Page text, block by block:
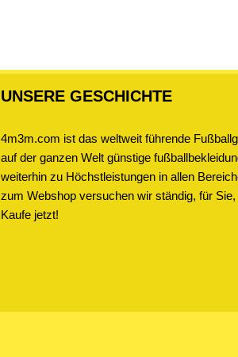
UNSERE GESCHICHTE
4m3m.com ist das weltweit führende
auf der ganzen Welt günstige
weiterhin zu Höchstleistungen in allen
zum Webshop versuchen wir ständig, für
Kaufe jetzt!